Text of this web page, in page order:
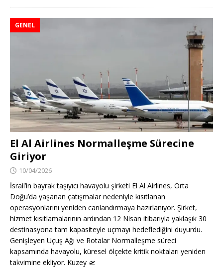
GENEL
El Al Airlines Normalleşme Sürecine
Giriyor
10/04/2026
İsrail’in bayrak taşıyıcı havayolu şirketi El Al Airlines, Orta
Doğu’da yaşanan çatışmalar nedeniyle kısıtlanan
operasyonlarını yeniden canlandırmaya hazırlanıyor. Şirket,
hizmet kısıtlamalarının ardından 12 Nisan itibarıyla yaklaşık 30
destinasyona tam kapasiteyle uçmayı hedeflediğini duyurdu.
Genişleyen Uçuş Ağı ve Rotalar Normalleşme süreci
kapsamında havayolu, küresel ölçekte kritik noktaları yeniden
takvimine ekliyor. Kuzey 🛫